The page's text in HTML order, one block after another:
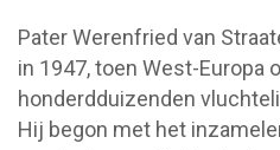
Pater Werenfried van
in 1947, toen West-Europa
honderdduizenden
Hij begon met het